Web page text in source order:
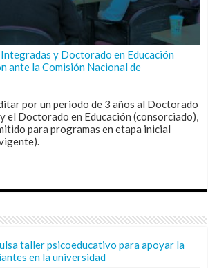
y Doctorado en Educación
ante la Comisión Nacional de
por un periodo de 3 años al Doctorado
el Doctorado en Educación (consorciado),
para programas en etapa inicial
taller psicoeducativo para apoyar la
en la universidad